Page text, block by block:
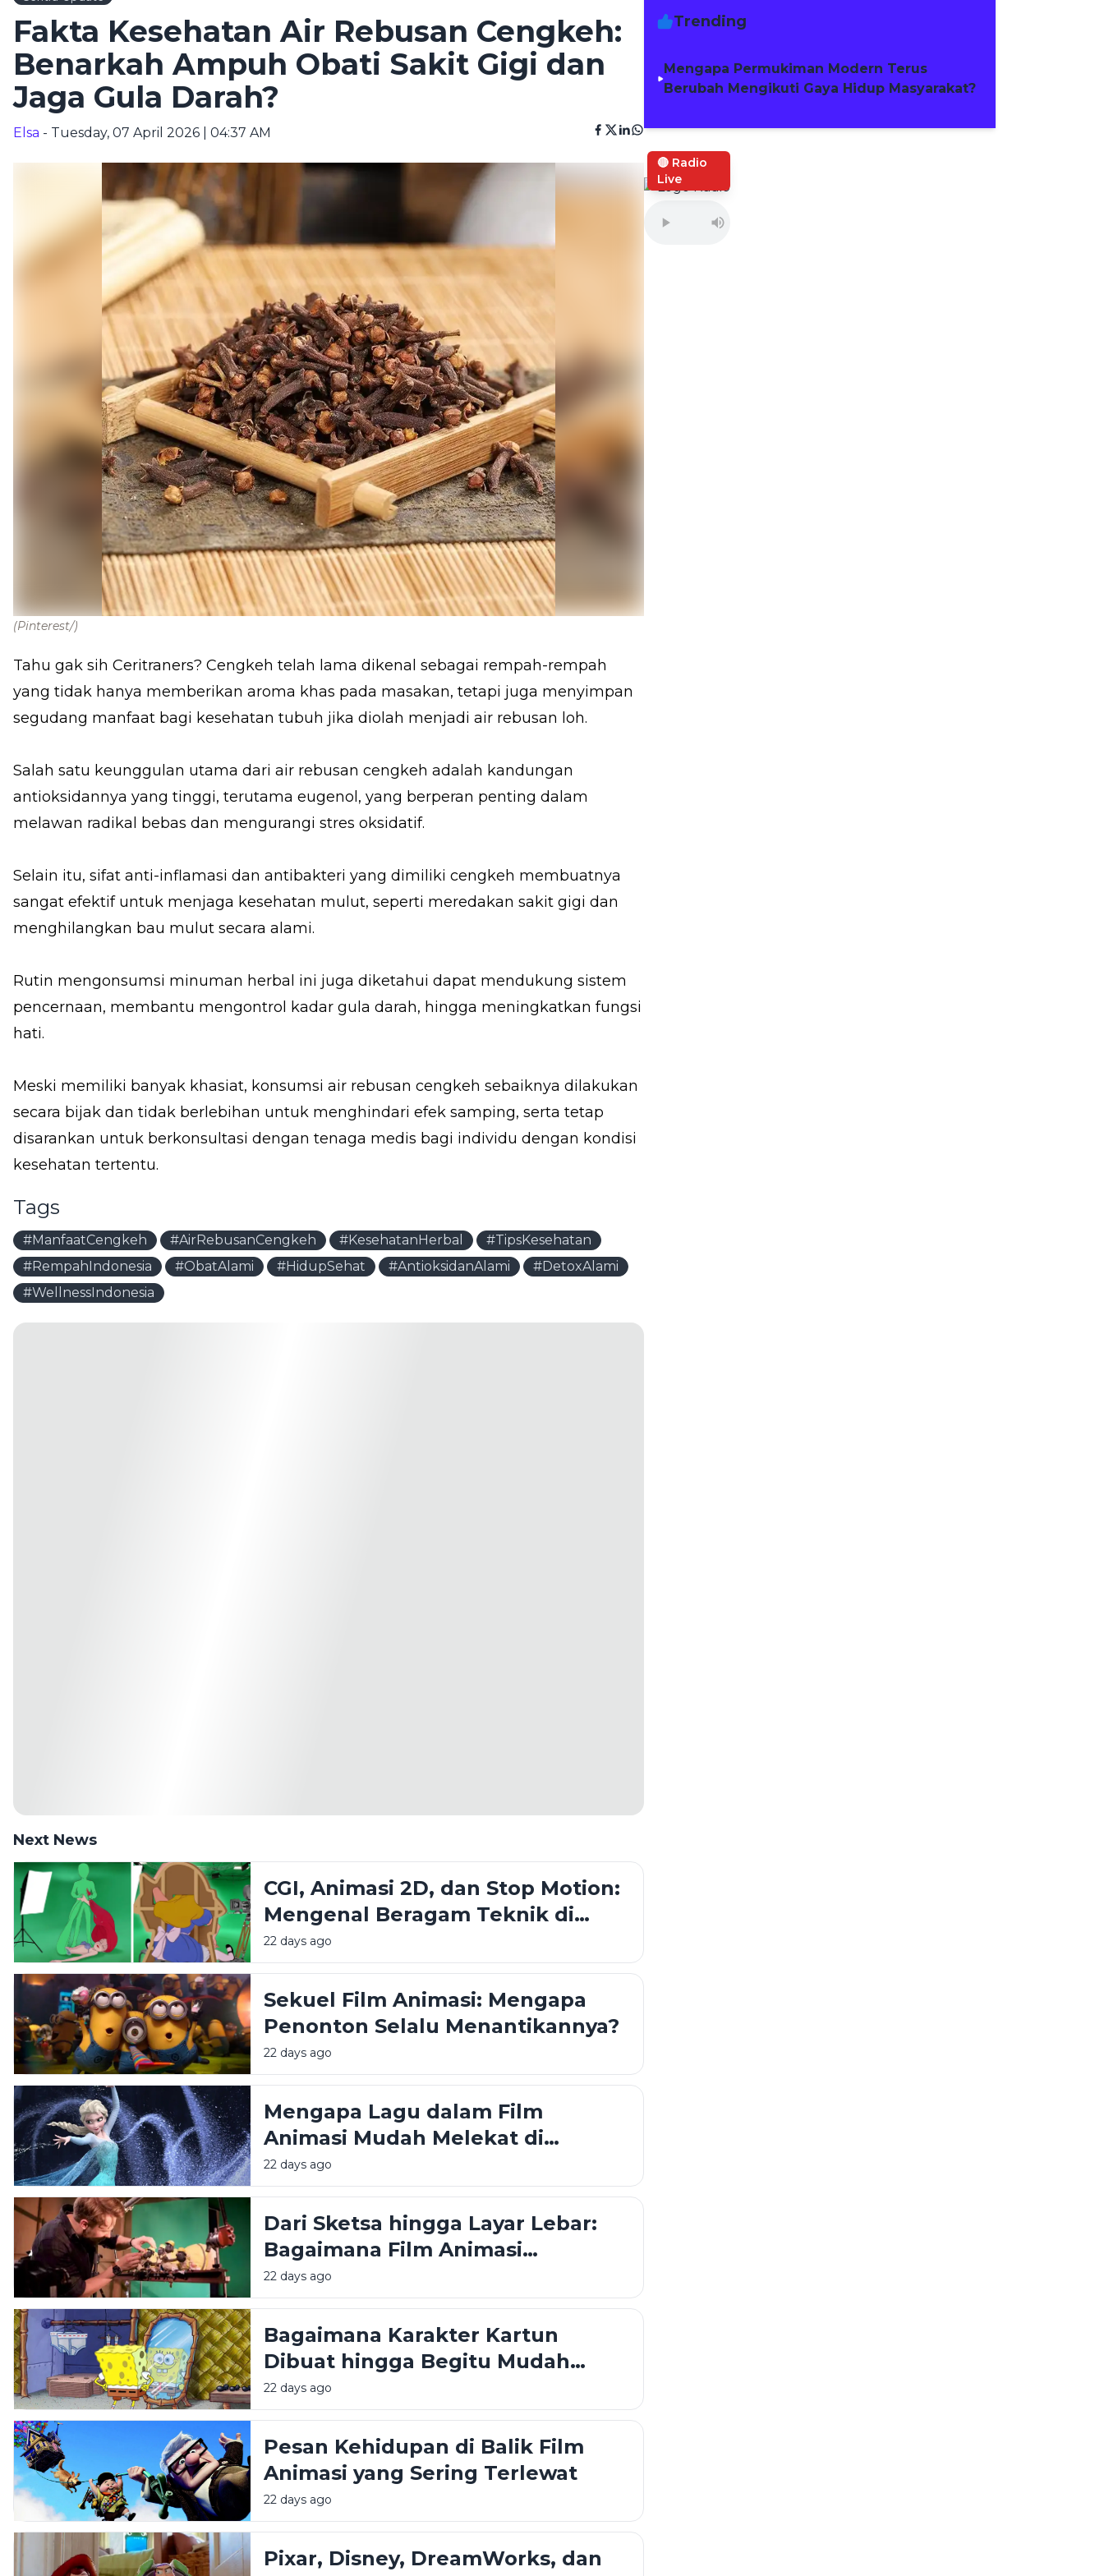
Fakta Kesehatan Air Rebusan Cengkeh:
Benarkah Ampuh Obati Sakit Gigi dan
Jaga Gula Darah?
Elsa - Tuesday, 07 April 2026 | 04:37 AM
(Pinterest/)
Tahu gak sih Ceritraners? Cengkeh telah lama dikenal sebagai rempah-rempah
yang tidak hanya memberikan aroma khas pada masakan, tetapi juga menyimpan
segudang manfaat bagi kesehatan tubuh jika diolah menjadi air rebusan loh.
Salah satu keunggulan utama dari air rebusan cengkeh adalah kandungan
antioksidannya yang tinggi, terutama eugenol, yang berperan penting dalam
melawan radikal bebas dan mengurangi stres oksidatif.
Selain itu, sifat anti-inflamasi dan antibakteri yang dimiliki cengkeh membuatnya
sangat efektif untuk menjaga kesehatan mulut, seperti meredakan sakit gigi dan
menghilangkan bau mulut secara alami.
Rutin mengonsumsi minuman herbal ini juga diketahui dapat mendukung sistem
pencernaan, membantu mengontrol kadar gula darah, hingga meningkatkan fungsi
hati.
Meski memiliki banyak khasiat, konsumsi air rebusan cengkeh sebaiknya dilakukan
secara bijak dan tidak berlebihan untuk menghindari efek samping, serta tetap
disarankan untuk berkonsultasi dengan tenaga medis bagi individu dengan kondisi
kesehatan tertentu.
Tags
#ManfaatCengkeh #AirRebusanCengkeh #KesehatanHerbal
#TipsKesehatan
#RempahIndonesia
#ObatAlami #HidupSehat #AntioksidanAlami
#DetoxAlami
#WellnessIndonesia
Next News
CGI, Animasi 2D, dan Stop Motion:
Mengenal Beragam Teknik di
Dunia Animasi
22 days ago
Sekuel Film Animasi: Mengapa
Penonton Selalu Menantikannya?
22 days ago
Mengapa Lagu dalam Film
Animasi Mudah Melekat di
Ingatan?
22 days ago
Dari Sketsa hingga Layar Lebar:
Bagaimana Film Animasi
Diproduksi?
22 days ago
Bagaimana Karakter Kartun
Dibuat hingga Begitu Mudah
Diingat?
22 days ago
Pesan Kehidupan di Balik Film
Animasi yang Sering Terlewat
22 days ago
Pixar, Disney, DreamWorks, dan
Trending
Mengapa Permukiman Modern Terus
Berubah Mengikuti Gaya Hidup Masyarakat?
🔴 Radio
Live